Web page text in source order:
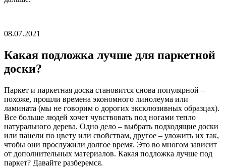
08.07.2021
Какая подложка лучше для паркетной
доски?
Паркет и паркетная доска становится снова популярной –
похоже, прошли времена экономного линолеума или
ламината (мы не говорим о дорогих эксклюзивных образцах).
Все больше людей хочет чувствовать под ногами тепло
натурального дерева. Одно дело – выбрать подходящие доски
или панели по цвету или свойствам, другое – уложить их так,
чтобы они прослужили долгое время. Это во многом зависит
от дополнительных материалов. Какая подложка лучше под
паркет? Давайте разберемся.